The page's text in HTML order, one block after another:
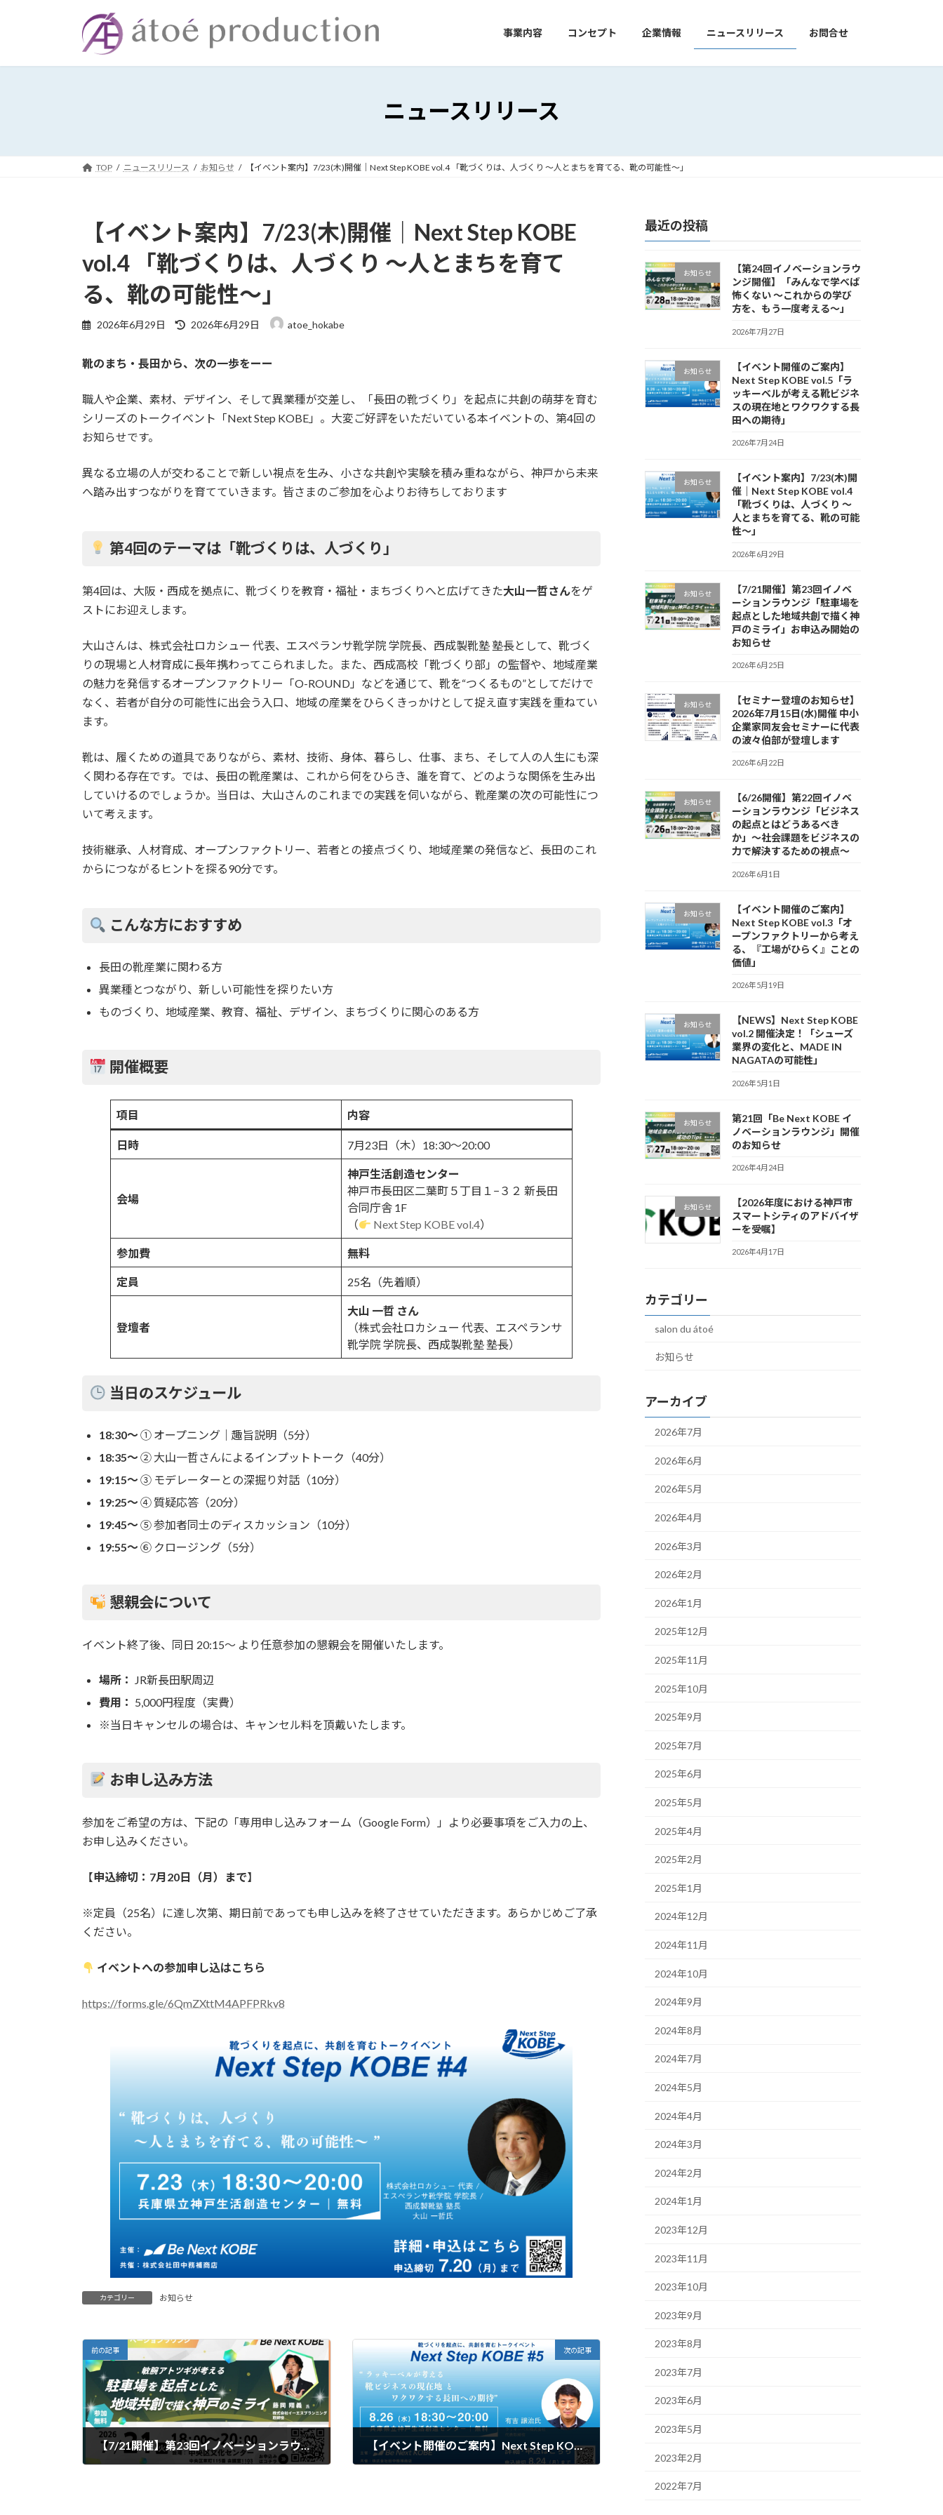
プ
動
事業内容 コンセプト 企業情報 ニュースリリース お問合せ
ニュースリリース
TOP ニュースリリース お知らせ 【イベント案内】7/23(木)開催｜Next Step KOBE vol.4 「靴づくりは、人づくり 〜人とまちを育てる、靴の可能性〜」
【イベント案内】7/23(木)開催｜Next Step KOBE
vol.4 「靴づくりは、人づくり 〜人とまちを育て
る、靴の可能性〜」
2026年6月29日
最
新
時
2026年6月29日 atoe_hokabe
靴のまち・長田から、次の一歩をーー
職人や企業、素材、デザイン、そして異業種が交差し、「長田の靴づくり」を起点に共創の萌芽を育む
シリーズのトークイベント「Next Step KOBE」。大変ご好評をいただいている本イベントの、第4回の
お知らせです。
異なる立場の人が交わることで新しい視点を生み、小さな共創や実験を積み重ねながら、神戸から未来
へ踏み出すつながりを育てていきます。皆さまのご参加を心よりお待ちしております
第4回のテーマは「靴づくりは、人づくり」
第4回は、大阪・西成を拠点に、靴づくりを教育・福祉・まちづくりへと広げてきた大山一哲さんをゲ
ストにお迎えします。
大山さんは、株式会社ロカシュー 代表、エスペランサ靴学院 学院長、西成製靴塾 塾長として、靴づく
りの現場と人材育成に長年携わってこられました。また、西成高校「靴づくり部」の監督や、地域産業
の魅力を発信するオープンファクトリー「O-ROUND」などを通じて、靴を“つくるもの”としてだけで
なく、若者が自分の可能性に出会う入口、地域の産業をひらくきっかけとして捉え直す実践を重ねてい
ます。
靴は、履くための道具でありながら、素材、技術、身体、暮らし、仕事、まち、そして人の人生にも深
く関わる存在です。では、長田の靴産業は、これから何をひらき、誰を育て、どのような関係を生み出
していけるのでしょうか。当日は、大山さんのこれまでの実践を伺いながら、靴産業の次の可能性につ
いて考えます。
技術継承、人材育成、オープンファクトリー、若者との接点づくり、地域産業の発信など、長田のこれ
からにつながるヒントを探る90分です。
こんな方におすすめ
長田の靴産業に関わる方
異業種とつながり、新しい可能性を探りたい方
ものづくり、地域産業、教育、福祉、デザイン、まちづくりに関心のある方
開催概要
項目 内容
日時 7月23日（木）18:30〜20:00
会場
神戸生活創造センター
神戸市長田区二葉町５丁目１−３２ 新長田
合同庁舎 1F
（
Next Step KOBE vol.4）
参加費 無料
定員 25名（先着順）
登壇者
大山 一哲 さん
（株式会社ロカシュー 代表、エスペランサ
靴学院 学院長、西成製靴塾 塾長）
当日のスケジュール
18:30～① オープニング｜趣旨説明（5分）
18:35～② 大山一哲さんによるインプットトーク（40分）
19:15～③ モデレーターとの深掘り対話（10分）
19:25～④ 質疑応答（20分）
19:45～⑤ 参加者同士のディスカッション（10分）
19:55～⑥ クロージング（5分）
懇親会について
イベント終了後、同日 20:15〜 より任意参加の懇親会を開催いたします。
場所：
JR新長田駅周辺
費用： 5,000円程度（実費）
※当日キャンセルの場合は、キャンセル料を頂戴いたします。
お申し込み方法
参加をご希望の方は、下記の「専用申し込みフォーム（Google Form）」より必要事項をご入力の上、
お申し込みください。
【申込締切：7月20日（月）まで】
※定員（25名）に達し次第、期日前であっても申し込みを終了させていただきます。あらかじめご了承
ください。
イベントへの参加申し込はこちら
https://forms.gle/6QmZXttM4APFPRkv8
カテゴリー お知らせ
前の記事
【7/21開催】第23回イノベーションラウンジ「駐車場を起点とした地域共創で描く神戸のミライ」お申込み開始のお知らせ
次の記事
【イベント開催のご案内】Next Step KOBE vol.5「ラッキーベルが考える靴ビジネスの現在地とワクワクする長田への期待」
最近の投稿
お知らせ
【第24回イノベーションラウ
ンジ開催】「みんなで学べば
怖くない ～これからの学び
方を、もう一度考える～」
2026年7月27日
お知らせ
【イベント開催のご案内】
Next Step KOBE vol.5「ラ
ッキーベルが考える靴ビジネ
スの現在地とワクワクする長
田への期待」
2026年7月24日
お知らせ
【イベント案内】7/23(木)開
催｜Next Step KOBE vol.4
「靴づくりは、人づくり 〜
人とまちを育てる、靴の可能
性〜」
2026年6月29日
お知らせ
【7/21開催】第23回イノベ
ーションラウンジ「駐車場を
起点とした地域共創で描く神
戸のミライ」お申込み開始の
お知らせ
2026年6月25日
お知らせ
【セミナー登壇のお知らせ】
2026年7月15日(水)開催 中小
企業家同友会セミナーに代表
の波々伯部が登壇します
2026年6月22日
お知らせ
【6/26開催】第22回イノベ
ーションラウンジ「ビジネス
の起点とはどうあるべき
か」〜社会課題をビジネスの
力で解決するための視点〜
2026年6月1日
お知らせ
【イベント開催のご案内】
Next Step KOBE vol.3「オ
ープンファクトリーから考え
る、『工場がひらく』ことの
価値」
2026年5月19日
お知らせ
【NEWS】Next Step KOBE
vol.2 開催決定！「シューズ
業界の変化と、MADE IN
NAGATAの可能性」
2026年5月1日
お知らせ
第21回「Be Next KOBE イ
ノベーションラウンジ」開催
のお知らせ
2026年4月24日
お知らせ
【2026年度における神戸市
スマートシティのアドバイザ
ーを受嘱】
2026年4月17日
カテゴリー
salon du átoé
お知らせ
アーカイブ
2026年7月
2026年6月
2026年5月
2026年4月
2026年3月
2026年2月
2026年1月
2025年12月
2025年11月
2025年10月
2025年9月
2025年7月
2025年6月
2025年5月
2025年4月
2025年2月
2025年1月
2024年12月
2024年11月
2024年10月
2024年9月
2024年8月
2024年7月
2024年5月
2024年4月
2024年3月
2024年2月
2024年1月
2023年12月
2023年11月
2023年10月
2023年9月
2023年8月
2023年7月
2023年6月
2023年5月
2023年2月
2022年7月